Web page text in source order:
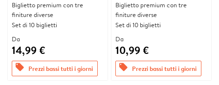
Biglietto premium con tre
finiture diverse
Set di 10 biglietti
Da
14,99 €
offers Prezzi bassi tutti i giorni
Biglietto premium con tre
finiture diverse
Set di 10 biglietti
Da
10,99 €
offers Prezzi bassi tutti i giorni